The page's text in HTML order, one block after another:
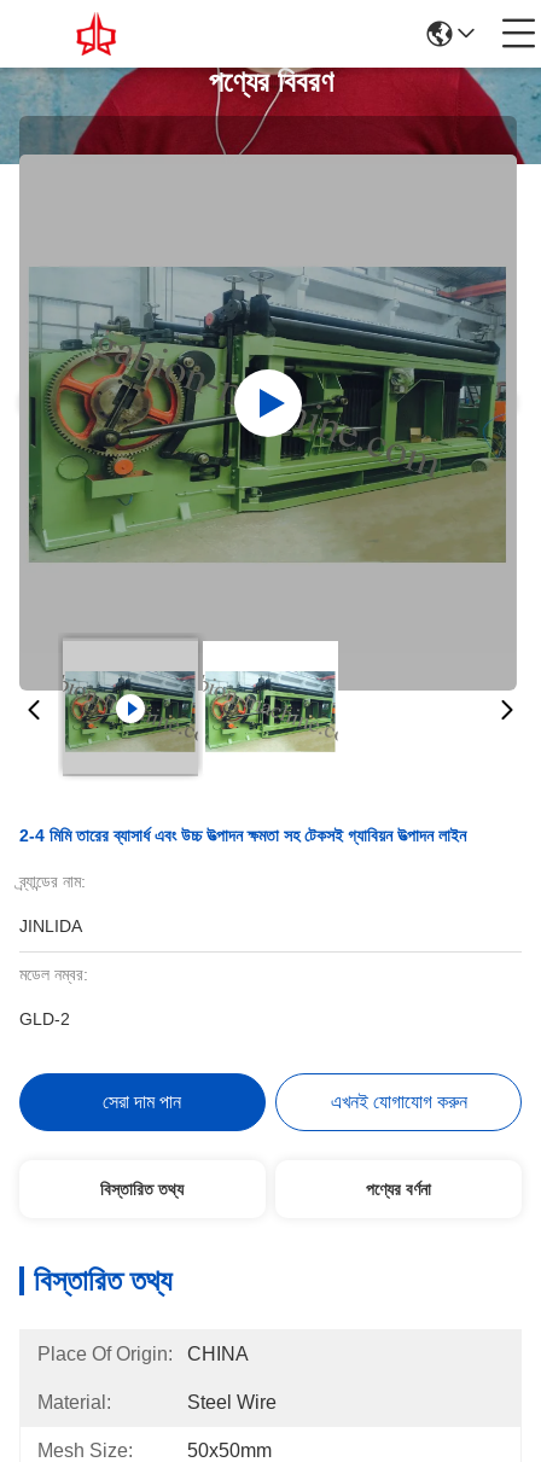
পণ্যের বিবরণ
2-4 মিমি তারের ব্যাসার্ধ এবং উচ্চ উত্পাদন ক্ষমতা সহ টেকসই গ্যাবিয়ন উত্পাদন লাইন
ব্র্যান্ডের নাম:
JINLIDA
মডেল নম্বর:
GLD-2
সেরা দাম পান এখনই যোগাযোগ করুন
বিস্তারিত তথ্য পণ্যের বর্ণনা
বিস্তারিত তথ্য
Place Of Origin: CHINA
Material: Steel Wire
Mesh Size: 50x50mm